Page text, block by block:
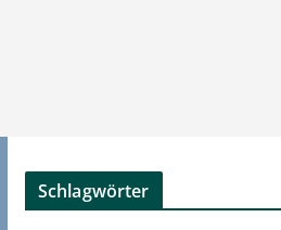
Schlagwörter